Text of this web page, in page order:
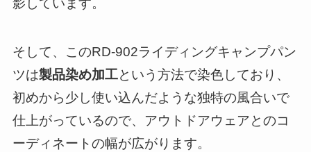
そして、このRD-902ライディングキャンプパン
ツは製品染め加工という方法で染色しており、
初めから少し使い込んだような独特の風合いで
仕上がっているので、アウトドアウェアとのコ
ーディネートの幅が広がります。